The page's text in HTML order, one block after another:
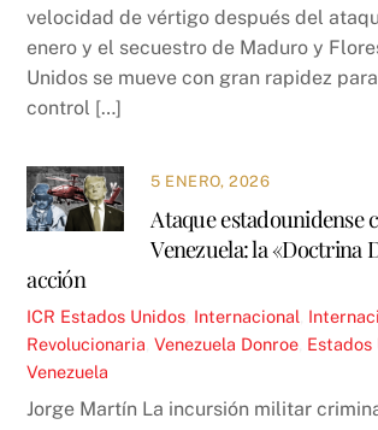
velocidad de vértigo después del
enero y el secuestro de Maduro y
Unidos se mueve con gran rapidez
control […]
5 ENERO, 2026
Ataque estadounidense
Venezuela: la «Doctrina
acción
ICR Estados Unidos Internacional
Revolucionaria ,Venezuela Donroe Estados
Venezuela
Jorge Martín La incursión militar